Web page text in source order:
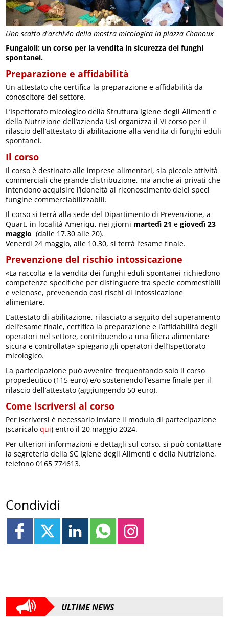
Uno scatto d'archivio della mostra micologica in piazza Chanoux
Fungaioli: un corso per la vendita in sicurezza dei funghi
spontanei.
Preparazione e affidabilità
Un attestato che certifica la preparazione e affidabilità da
conoscitore del settore.
L’Ispettorato micologico della Struttura Igiene degli Alimenti e
della Nutrizione dell’azienda Usl organizza il VI corso per il
rilascio dell’attestato di abilitazione alla vendita di funghi eduli
spontanei.
Il corso
Il corso è destinato alle imprese alimentari, sia piccole attività
commerciali che grande distribuzione, ma anche ai privati che
intendono acquisire l’idoneità al riconoscimento delel speci
fungine commerciabilizzabili.
Il corso si terrà alla sede del Dipartimento di Prevenzione, a
Quart, in località Ameriqu, nei giorni martedì 21 e giovedì 23
maggio (dalle 17.30 alle 20).
Venerdì 24 maggio, alle 10.30, si terrà l’esame finale.
Prevenzione del rischio intossicazione
«La raccolta e la vendita dei funghi eduli spontanei richiedono
competenze specifiche per distinguere tra specie commestibili
e velenose, prevenendo così rischi di intossicazione
alimentare.
L’attestato di abilitazione, rilasciato a seguito del superamento
dell’esame finale, certifica la preparazione e l’affidabilità degli
operatori nel settore, contribuendo a una filiera alimentare
sicura e controllata» spiegano gli operatori dell’Ispettorato
micologico.
La partecipazione può avvenire frequentando solo il corso
propedeutico (115 euro) e/o sostenendo l’esame finale per il
rilascio dell’attestato (aggiungendo 50 euro).
Come iscriversi al corso
Per iscriversi è necessario inviare il modulo di partecipazione
(scaricaloqui) entro il 20 maggio 2024.
Per ulteriori informazioni e dettagli sul corso, si può contattare
la segreteria della SC Igiene degli Alimenti e della Nutrizione,
telefono 0165 774613.
Condividi
ULTIME NEWS